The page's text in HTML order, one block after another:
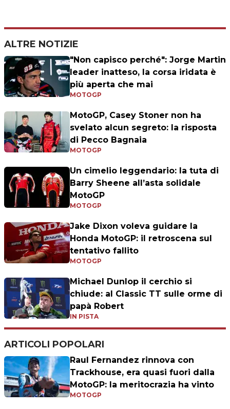
ALTRE NOTIZIE
"Non capisco perché": Jorge Martin
leader inatteso, la corsa iridata è
più aperta che mai
MOTOGP
MotoGP, Casey Stoner non ha
svelato alcun segreto: la risposta
di Pecco Bagnaia
MOTOGP
Un cimelio leggendario: la tuta di
Barry Sheene all’asta solidale
MotoGP
MOTOGP
Jake Dixon voleva guidare la
Honda MotoGP: il retroscena sul
tentativo fallito
MOTOGP
Michael Dunlop il cerchio si
chiude: al Classic TT sulle orme di
papà Robert
IN PISTA
ARTICOLI POPOLARI
Raul Fernandez rinnova con
Trackhouse, era quasi fuori dalla
MotoGP: la meritocrazia ha vinto
MOTOGP